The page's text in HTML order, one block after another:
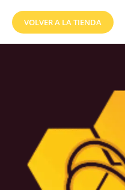
VOLVER A LA TIENDA